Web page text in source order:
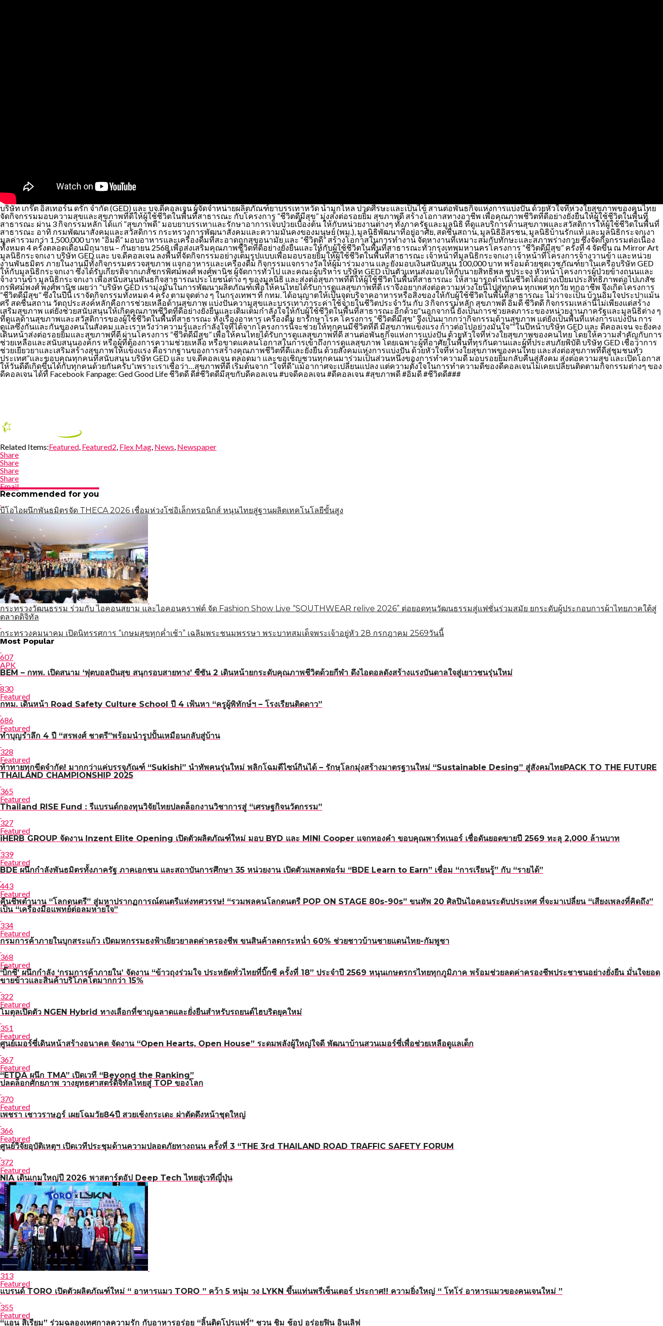
บริษัท เกร๊ต อิสเทอร์น ดรั๊ก จำกัด (GED) และ บจ.ดีคอลเจน ผู้จัดจำหน่ายผลิตภัณฑ์ยาบรรเทาหวัด น้ำมูกไหล ปวดศีรษะและเป็นไข้ สานต่อพันธกิจแห่งการแบ่งปัน ด้วยหัวใจที่ห่วงใยสุขภาพของคนไทย
จัดกิจกรรมมอบความสุขและสุขภาพที่ดีให้ผู้ใช้ชีวิตในพื้นที่สาธารณะ กับโครงการ “ชีวิตดีมีสุข” มุ่งส่งต่อรอยยิ้ม สุขภาพดี สร้างโอกาสทางอาชีพ เพื่อคุณภาพชีวิตที่ดีอย่างยั่งยืนให้ผู้ใช้ชีวิตในพื้นที่
สาธารณะ ผ่าน 3 กิจกรรมหลัก ได้แก่ “สุขภาพดี” มอบยาบรรเทาและรักษาอาการเจ็บป่วยเบื้องต้น ให้กับหน่วยงานต่างๆ ทั้งภาครัฐและมูลนิธิ ที่ดูแลบริการด้านสุขภาพและสวัสดิการให้ผู้ใช้ชีวิตในพื้นที่
สาธารณะ อาทิ กรมพัฒนาสังคมและสวัสดิการ กระทรวงการพัฒนาสังคมและความมั่นคงของมนุษย์ (พม.), มูลนิธิพัฒนาที่อยู่อาศัย, สดชื่นสถาน, มูลนิธิอิสรชน, มูลนิธิบ้านรักแท้ และมูลนิธิกระจกเงา
มูลค่ารวมกว่า 1,500,000 บาท “อิ่มดี” มอบอาหารและเครื่องดื่มที่สะอาดถูกสุขอนามัย และ “ชีวิตดี” สร้างโอกาสในการทำงาน จัดหางานที่เหมาะสมกับทักษะและสภาพร่างกาย ซึ่งจัดกิจกรรมต่อเนื่อง
ทั้งหมด 4 ครั้งตลอดเดือนมิถุนายน – กันยายน 2568 เพื่อส่งเสริมคุณภาพชีวิตที่ดีอย่างยั่งยืนและให้กับผู้ใช้ชีวิตในพื้นที่สาธารณะทั่วกรุงเทพมหานครโครงการ “ชีวิตดีมีสุข” ครั้งที่ 4 จัดขึ้น ณ Mirror Art
มูลนิธิกระจกเงา บริษัท GED และ บจ.ดีคอลเจน ลงพื้นที่จัดกิจกรรมอย่างเต็มรูปแบบเพื่อมอบรอยยิ้มให้ผู้ใช้ชีวิตในพื้นที่สาธารณะ เจ้าหน้าที่มูลนิธิกระจกเงา เจ้าหน้าที่โครงการจ้างวานข้า และหน่วย
งานพันธมิตร ภายในงานมีทั้งกิจกรรมตรวจสุขภาพ แจกอาหารและเครื่องดื่ม กิจกรรมแจกรางวัลให้ผู้มาร่วมงาน และยังมอบเงินสนับสนุน 100,000 บาท พร้อมด้วยชุดเวชภัณฑ์ยาในเครือบริษัท GED
ให้กับมูลนิธิกระจกเงา ซึ่งได้รับเกียรติจากเภสัชกรพิศม์พงศ์ พงศ์พานิช ผู้จัดการทั่วไป และคณะผู้บริหาร บริษัท GED เป็นตัวแทนส่งมอบให้กับนายสิทธิพล ชูประจง หัวหน้าโครงการผู้ป่วยข้างถนนและ
จ้างวานข้า มูลนิธิกระจกเงา เพื่อสนับสนุนพันธกิจสาธารณประโยชน์ต่าง ๆ ของมูลนิธิ และส่งต่อสุขภาพที่ดีให้ผู้ใช้ชีวิตในพื้นที่สาธารณะ ให้สามารถดำเนินชีวิตได้อย่างเปี่ยมประสิทธิภาพต่อไปเภสัช
กรพิศม์พงศ์ พงศ์พานิช เผยว่า “บริษัท GED เรามุ่งมั่นในการพัฒนาผลิตภัณฑ์เพื่อให้คนไทยได้รับการดูเเลสุขภาพที่ดี เราจึงอยากส่งต่อความห่วงใยนี้ไปสู่ทุกคน ทุกเพศ ทุกวัย ทุกอาชีพ จึงเกิดโครงการ
“ชีวิตดีมีสุข” ซึ่งในปีนี้ เราจัดกิจกรรมทั้งหมด 4 ครั้ง ตามจุดต่าง ๆ ในกรุงเทพฯ ที่ กทม. ได้อนุญาตให้เป็นจุดบริจาคอาหารหรือสิ่งของให้กับผู้ใช้ชีวิตในพื้นที่สาธารณะ ไม่ว่าจะเป็น บ้านอิ่มใจประปาแม้น
ศรี สดชื่นสถาน วัตถุประสงค์หลักคือการช่วยเหลือด้านสุขภาพ แบ่งปันความสุขและบรรเทาภาระค่าใช้จ่ายในชีวิตประจำวัน กับ 3 กิจกรรมหลัก สุขภาพดี อิ่มดี ชีวิตดี กิจกรรมเหล่านี้ไม่เพียงแต่สร้าง
เสริมสุขภาพ แต่ยังช่วยสนับสนุนให้เกิดคุณภาพชีวิตที่ดีอย่างยั่งยืนและเติมเต็มกำลังใจให้กับผู้ใช้ชีวิตในพื้นที่สาธารณะอีกด้วย“นอกจากนี้ ยังเป็นการช่วยลดภาระของหน่วยงานภาครัฐและมูลนิธิต่าง ๆ
ที่ดูแลด้านสุขภาพและสวัสดิการของผู้ใช้ชีวิตในพื้นที่สาธารณะ ทั้งเรื่องอาหาร เครื่องดื่ม ยารักษาโรค โครงการ “ชีวิตดีมีสุข” จึงเป็นมากกว่ากิจกรรมด้านสุขภาพ แต่ยังเป็นพื้นที่แห่งการแบ่งปัน การ
ดูแลซึ่งกันและกันของคนในสังคม และเราหวังว่าความรู้และกำลังใจที่ได้จากโครงการนี้จะช่วยให้ทุกคนมีชีวิตที่ดี มีสุขภาพแข็งแรง ก้าวต่อไปอย่างมั่นใจ”“ในปีหน้าบริษัท GED และ ดีคอลเจน จะยังคง
เดินหน้าส่งต่อรอยยิ้มและสุขภาพที่ดี ผ่านโครงการ “ชีวิตดีมีสุข” เพื่อให้คนไทยได้รับการดูเเลสุขภาพที่ดี สานต่อพันธกิจแห่งการแบ่งปัน ด้วยหัวใจที่ห่วงใยสุขภาพของคนไทย โดยให้ความสำคัญกับการ
ช่วยเหลือและสนับสนุนองค์กร หรือผู้ที่ต้องการความช่วยเหลือ หรือขาดแคลนโอกาสในการเข้าถึงการดูแลสุขภาพ โดยเฉพาะผู้ที่อาศัยในพื้นที่ทุรกันดานและผู้ที่ประสบภัยพิบัติ บริษัท GED เชื่อว่าการ
ช่วยเยียวยาและเสริมสร้างสุขภาพให้แข็งแรง คือรากฐานของการสร้างคุณภาพชีวิตที่ดีและยั่งยืน ด้วยสังคมแห่งการแบ่งปัน ด้วยหัวใจที่ห่วงใยสุขภาพของคนไทย และส่งต่อสุขภาพที่ดีสู่ชุมชนทั่ว
ประเทศ”และขอบคุณทุกคนที่สนับสนุน บริษัท GED และ บจ.ดีคอลเจน ตลอดมา และขอเชิญชวนทุกคนมาร่วมเป็นส่วนหนึ่งของการทำความดี มอบรอยยิ้มกลับคืนสู่สังคม ส่งต่อความสุข และเปิดโอกาส
ให้วันดีดีเกิดขึ้นได้กับทุกคนด้วยกันครับ”เพราะเราเชื่อว่า…สุขภาพที่ดี เริ่มต้นจาก “ใจที่ดี”แม้อากาศจะเปลี่ยนแปลง แต่ความตั้งใจในการทำความดีของดีคอลเจนไม่เคยเปลี่ยนติดตามกิจกรรมต่างๆ ของ
ดีคอลเจน ได้ทื่ Facebook Fanpage: Ged Good Life ชีวิตดี ดี#ชีวิตดีมีสุขกับดีคอลเจน #บจดีคอลเจน #ดีคอลเจน #สุขภาพดี #อิ่มดี #ชีวิตดี###
Related Items:Featured, Featured2, Flex Mag, News, Newspaper
Share
Share
Share
Share
Email
Recommended for you
บีโอไอผนึกพันธมิตรจัด THECA 2026 เชื่อมห่วงโซ่อิเล็กทรอนิกส์ หนุนไทยสู่ฐานผลิตเทคโนโลยีขั้นสูง
กระทรวงวัฒนธรรม ร่วมกับ ไอคอนสยาม และไอคอนคราฟต์ จัด Fashion Show Live “SOUTHWEAR relive 2026” ต่อยอดทุนวัฒนธรรมสู่แฟชั่นร่วมสมัย ยกระดับผู้ประกอบการผ้าไทยภาคใต้สู่
ตลาดดิจิทัล
กระทรวงคมนาคม เปิดนิทรรศการ “เกษมสุขทุกค่ำเช้า” เฉลิมพระชนมพรรษา พระบาทสมเด็จพระเจ้าอยู่หัว 28 กรกฎาคม 2569วันนี้
แนะแนว
Most Popular
607
APK
BEM – กทพ. เปิดสนาม ‘ฟุตบอลปันสุข สนุกรอบสายทาง’ ซีซัน 2 เดินหน้ายกระดับคุณภาพชีวิตด้วยกีฬา ดึงไอดอลดังสร้างแรงบันดาลใจสู่เยาวชนรุ่นใหม่
830
Featured
กทม. เดินหน้า Road Safety Culture School ปี 4 เฟ้นหา “ครูผู้พิทักษ์ฯ – โรงเรียนติดดาว”
686
Featured
ทำบุญรำลึก 4 ปี “สรพงศ์ ชาตรี”พร้อมนำรูปปั้นเหมือนกลับสู่บ้าน
328
Featured
ท้าทายทุกขีดจำกัด! มากกว่าแค่บรรจุภัณฑ์ “Sukishi” นำทัพคนรุ่นใหม่ พลิกโฉมดีไซน์กินได้ – รักษฺโลกมุ่งสร้างมาตรฐานใหม่ “Sustainable Desing” สู่สังคมไทยPACK TO THE FUTURE
THAILAND CHAMPIONSHIP 2025
365
Featured
Thailand RISE Fund : รีแบรนด์กองทุนวิจัยไทยปลดล็อกงานวิชาการสู่ “เศรษฐกิจนวัตกรรม”
327
Featured
iHERB GROUP จัดงาน Inzent Elite Opening เปิดตัวผลิตภัณฑ์ใหม่ มอบ BYD และ MINI Cooper แจกทองคำ ขอบคุณพาร์ทเนอร์ เชื่อดันยอดขายปี 2569 ทะลุ 2,000 ล้านบาท
339
Featured
BDE ผนึกกำลังพันธมิตรทั้งภาครัฐ ภาคเอกชน และสถาบันการศึกษา 35 หน่วยงาน เปิดตัวแพลตฟอร์ม “BDE Learn to Earn” เชื่อม “การเรียนรู้” กับ “รายได้”
443
Featured
คืนชีพตำนาน “โลกดนตรี” สู่มหาปรากฏการณ์ดนตรีแห่งทศวรรษ! “รวมพลคนโลกดนตรี POP ON STAGE 80s-90s” ขนทัพ 20 ศิลปินไอคอนระดับประเทศ ที่จะมาเปลี่ยน “เสียงเพลงที่คิดถึง”
เป็น “เครื่องมือแพทย์ต่อลมหายใจ”
334
Featured
กรมการค้าภายในบุกสระแก้ว เปิดมหกรรมธงฟ้าเยียวยาลดค่าครองชีพ ขนสินค้าลดกระหน่ำ 60% ช่วยชาวบ้านชายแดนไทย-กัมพูชา
368
Featured
‘บิ๊กซี’ ผนึกกำลัง ‘กรมการค้าภายใน’ จัดงาน “ข้าวถุงร่วมใจ ประหยัดทั่วไทยที่บิ๊กซี ครั้งที่ 18” ประจำปี 2569 หนุนเกษตรกรไทยทุกภูมิภาค พร้อมช่วยลดค่าครองชีพประชาชนอย่างยั่งยืน มั่นใจยอด
ขายข้าวและสินค้าบริโภคโตมากกว่า 15%
322
Featured
โมตุลเปิดตัว NGEN Hybrid ทางเลือกที่ชาญฉลาดและยั่งยืนสำหรับรถยนต์ไฮบริดยุคใหม่
351
Featured
ศูนย์เมอร์ซี่เดินหน้าสร้างอนาคต จัดงาน “Open Hearts, Open House” ระดมพลังผู้ใหญ่ใจดี พัฒนาบ้านสวนเมอร์ซี่เพื่อช่วยเหลือดูแลเด็ก
367
Featured
“ETDA ผนึก TMA” เปิดเวที “Beyond the Ranking”
ปลดล็อกศักยภาพ วางยุทธศาสตร์ดิจิทัลไทยสู่ TOP ของโลก
370
Featured
เพชรา เชาวราษฎร์ เผยโฉมวัย84ปี สวยเช้งกระเดะ ผ่าตัดดึงหน้าชุดใหญ่
366
Featured
ศูนย์วิจัยอุบัติเหตุฯ เปิดเวทีประชุมด้านความปลอดภัยทางถนน ครั้งที่ 3 “THE 3rd THAILAND ROAD TRAFFIC SAFETY FORUM
372
Featured
NIA เดินเกมใหญ่ปี 2026 พาสตาร์ตอัป Deep Tech ไทยสู่เวทีญี่ปุ่น
313
Featured
แบรนด์ TORO เปิดตัวผลิตภัณฑ์ใหม่ “ อาหารแมว TORO ” คว้า 5 หนุ่ม วง LYKN ขึ้นแท่นพรีเซ็นเตอร์ ประกาศ!! ความยิ่งใหญ่ “ โทโร่ อาหารแมวของคนเจนใหม่ ”
355
Featured
“แอน สิเรียม” ร่วมฉลองเทศกาลความรัก กับอาหารอร่อย “ลิ้นติดโปรแฟร์” ชวน ชิม ช้อป อร่อยฟิน อินเลิฟ